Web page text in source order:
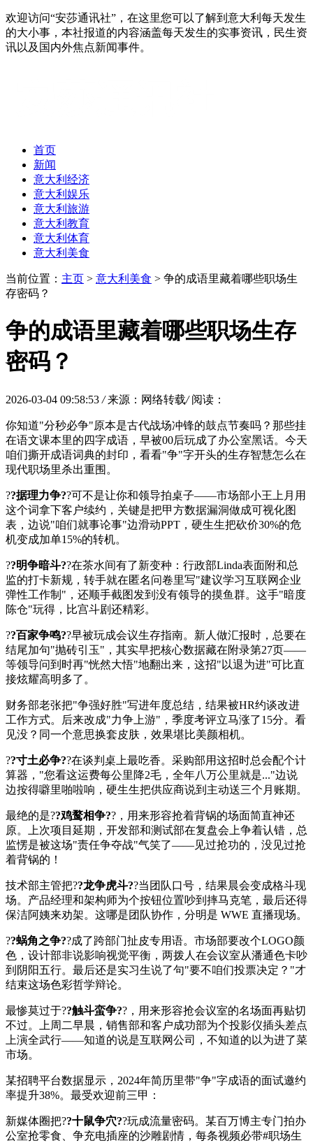
欢迎访问“安莎通讯社”，在这里您可以了解到意大利每天发生
的大小事，本社报道的内容涵盖每天发生的实事资讯，民生资
讯以及国内外焦点新闻事件。
首页
新闻
意大利经济
意大利娱乐
意大利旅游
意大利教育
意大利体育
意大利美食
当前位置： 主页 > 意大利美食 > 争的成语里藏着哪些职场生
存密码？
争的成语里藏着哪些职场生存
密码？
2026-03-04 09:58:53 / 来源：网络转载/ 阅读：
你知道"分秒必争"原本是古代战场冲锋的鼓点节奏吗？那些挂
在语文课本里的四字成语，早被00后玩成了办公室黑话。今天
咱们撕开成语词典的封印，看看"争"字开头的生存智慧怎么在
现代职场里杀出重围。
??据理力争??可不是让你和领导拍桌子——市场部小王上月用
这个词拿下客户续约，关键是把甲方数据漏洞做成可视化图
表，边说"咱们就事论事"边滑动PPT，硬生生把砍价30%的危
机变成加单15%的转机。
??明争暗斗??在茶水间有了新变种：行政部Linda表面附和总
监的打卡新规，转手就在匿名问卷里写"建议学习互联网企业
弹性工作制"，还顺手截图发到没有领导的摸鱼群。这手"暗度
陈仓"玩得，比宫斗剧还精彩。
??百家争鸣??早被玩成会议生存指南。新人做汇报时，总要在
结尾加句"抛砖引玉"，其实早把核心数据藏在附录第27页——
等领导问到时再"恍然大悟"地翻出来，这招"以退为进"可比直
接炫耀高明多了。
财务部老张把"争强好胜"写进年度总结，结果被HR约谈改进
工作方式。后来改成"力争上游"，季度考评立马涨了15分。看
见没？同一个意思换套皮肤，效果堪比美颜相机。
??寸土必争??在谈判桌上最吃香。采购部用这招时总会配个计
算器，"您看这运费每公里降2毛，全年八万公里就是..."边说
边按得噼里啪啦响，硬生生把供应商说到主动送三个月账期。
最绝的是??鸡鹜相争??，用来形容抢着背锅的场面简直神还
原。上次项目延期，开发部和测试部在复盘会上争着认错，总
监愣是被这场"责任争夺战"气笑了——见过抢功的，没见过抢
着背锅的！
技术部主管把??龙争虎斗??当团队口号，结果晨会变成格斗现
场。产品经理和架构师为个按钮位置吵到摔马克笔，最后还得
保洁阿姨来劝架。这哪是团队协作，分明是 WWE 直播现场。
??蜗角之争??成了跨部门扯皮专用语。市场部要改个LOGO颜
色，设计部非说影响视觉平衡，两拨人在会议室从潘通色卡吵
到阴阳五行。最后还是实习生说了句"要不咱们投票决定？"才
结束这场色彩哲学辩论。
最惨莫过于??触斗蛮争??，用来形容抢会议室的名场面再贴切
不过。上周二早晨，销售部和客户成功部为个投影仪插头差点
上演全武行——知道的说是互联网公司，不知道的以为进了菜
市场。
某招聘平台数据显示，2024年简历里带"争"字成语的面试邀约
率提升38%。最受欢迎前三甲：
新媒体圈把??十鼠争穴??玩成流量密码。某百万博主专门拍办
公室抢零食、争充电插座的沙雕剧情，每条视频必带#职场生